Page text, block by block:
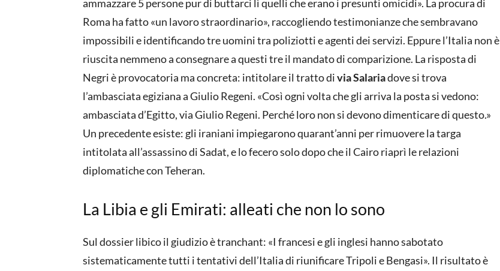
ammazzare 5 persone pur di buttarci lì quelli che erano i presunti omicidi». La procura di
Roma ha fatto «un lavoro straordinario», raccogliendo testimonianze che sembravano
impossibili e identificando tre uomini tra poliziotti e agenti dei servizi. Eppure l’Italia non è
riuscita nemmeno a consegnare a questi tre il mandato di comparizione. La risposta di
Negri è provocatoria ma concreta: intitolare il tratto divia Salariadove si trova
l’ambasciata egiziana a Giulio Regeni. «Così ogni volta che gli arriva la posta si vedono:
ambasciata d’Egitto, via Giulio Regeni. Perché loro non si devono dimenticare di questo.»
Un precedente esiste: gli iraniani impiegarono quarant’anni per rimuovere la targa
intitolata all’assassino di Sadat, e lo fecero solo dopo che il Cairo riaprì le relazioni
diplomatiche con Teheran.
La Libia e gli Emirati: alleati che non lo sono
Sul dossier libico il giudizio è tranchant: «I francesi e gli inglesi hanno sabotato
sistematicamente tutti i tentativi dell’Italia di riunificare Tripoli e Bengasi». Il risultato è